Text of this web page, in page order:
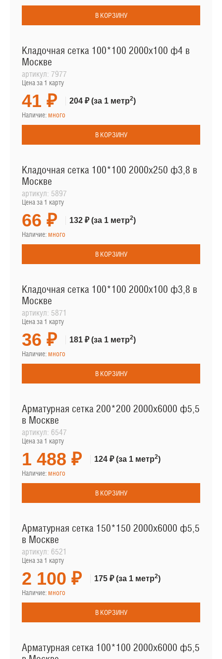
В КОРЗИНУ
Кладочная сетка 100*100 2000х100 ф4 в
Москве
артикул: 7977
Цена за 1 карту
41 ₽ 204 ₽(за 1 метр2)
Наличие: много
В КОРЗИНУ
Кладочная сетка 100*100 2000х250 ф3,8 в
Москве
артикул: 5897
Цена за 1 карту
66 ₽ 132 ₽(за 1 метр2)
Наличие: много
В КОРЗИНУ
Кладочная сетка 100*100 2000х100 ф3,8 в
Москве
артикул: 5871
Цена за 1 карту
36 ₽ 181 ₽(за 1 метр2)
Наличие: много
В КОРЗИНУ
Арматурная сетка 200*200 2000х6000 ф5,5
в Москве
артикул: 6547
Цена за 1 карту
1 488 ₽ 124 ₽(за 1 метр2)
Наличие: много
В КОРЗИНУ
Арматурная сетка 150*150 2000х6000 ф5,5
в Москве
артикул: 6521
Цена за 1 карту
2 100 ₽ 175 ₽(за 1 метр2)
Наличие: много
В КОРЗИНУ
Арматурная сетка 100*100 2000х6000 ф5,5